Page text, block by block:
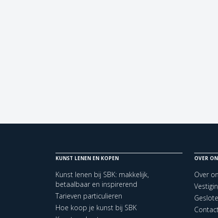
KUNST LENEN EN KOPEN
Kunst lenen bij SBK: makkelijk,
betaalbaar en inspirerend
Tarieven particulieren
Hoe koop je kunst bij SBK
OVER
Over